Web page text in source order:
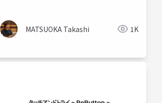
MATSUOKA Takashi 1K